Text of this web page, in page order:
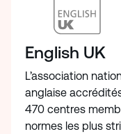
English UK
L’association
anglaise
470 centres
normes les plus